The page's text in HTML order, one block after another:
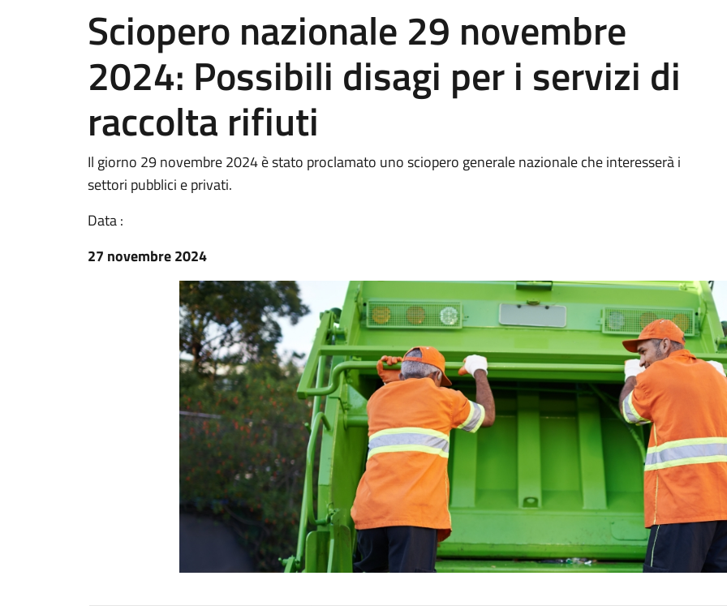
Sciopero nazionale 29 novembre
2024: Possibili disagi per i servizi di
raccolta rifiuti
Il giorno 29 novembre 2024 è stato proclamato uno sciopero generale nazionale che interesserà i
settori pubblici e privati.
Data :
27 novembre 2024